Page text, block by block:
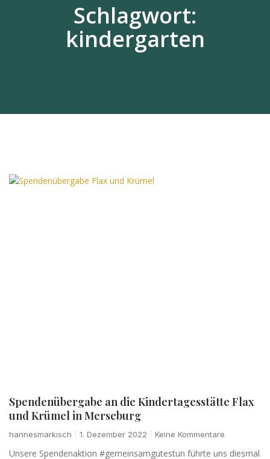
Schlagwort:
kindergarten
Spendenübergabe an die Kindertagesstätte Flax
und Krümel in Merseburg
hannesmarkisch 1. Dezember 2022 Keine Kommentare
Unsere Spendenaktion #gemeinsamgutestun führte uns diesmal